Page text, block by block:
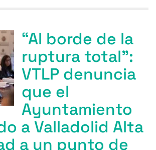
“Al borde de la
ruptura total”:
VTLP denuncia
que el
Ayuntamiento
a Valladolid Alta
a un punto de